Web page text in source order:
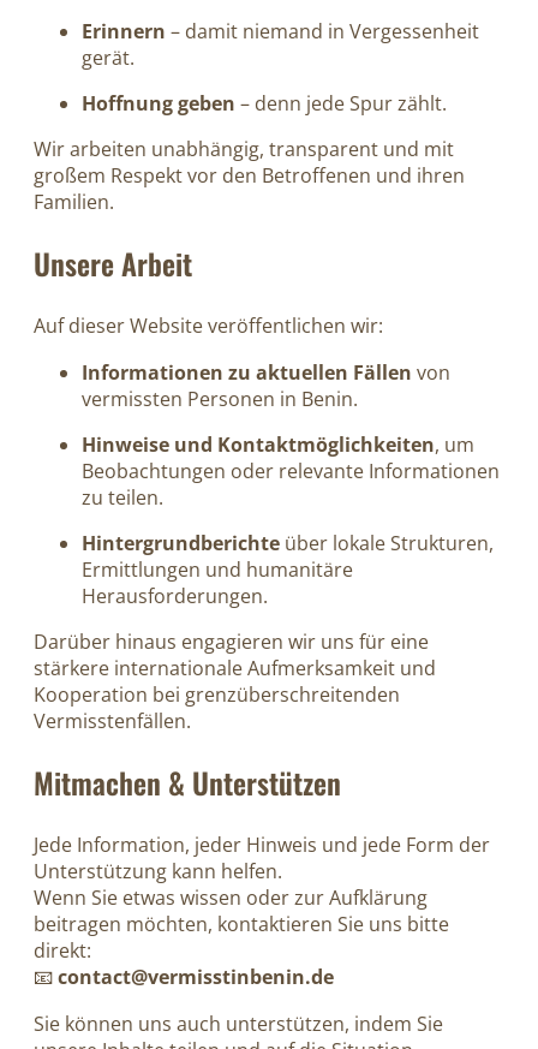
Erinnern – damit niemand in Vergessenheit
gerät.
Hoffnung geben – denn jede Spur zählt.
Wir arbeiten unabhängig, transparent und mit
großem Respekt vor den Betroffenen und ihren
Familien.
Unsere Arbeit
Auf dieser Website veröffentlichen wir:
Informationen zu aktuellen Fällen von
vermissten Personen in Benin.
Hinweise und Kontaktmöglichkeiten, um
Beobachtungen oder relevante Informationen
zu teilen.
Hintergrundberichte über lokale Strukturen,
Ermittlungen und humanitäre
Herausforderungen.
Darüber hinaus engagieren wir uns für eine
stärkere internationale Aufmerksamkeit und
Kooperation bei grenzüberschreitenden
Vermisstenfällen.
Mitmachen & Unterstützen
Jede Information, jeder Hinweis und jede Form der
Unterstützung kann helfen.
Wenn Sie etwas wissen oder zur Aufklärung
beitragen möchten, kontaktieren Sie uns bitte
direkt:
📧contact@vermisstinbenin.de
Sie können uns auch unterstützen, indem Sie